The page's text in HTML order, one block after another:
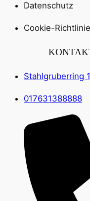
Datenschutz
Cookie-
Stahlgruberring
017631388888